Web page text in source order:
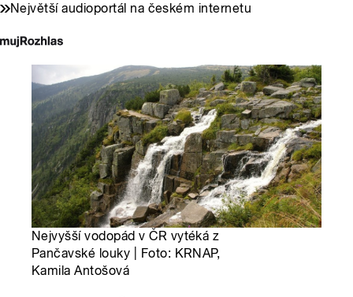
Největší audioportál na českém internetu
Nejvyšší vodopád v ČR vytéká z
Pančavské louky | Foto: KRNAP,
Kamila Antošová